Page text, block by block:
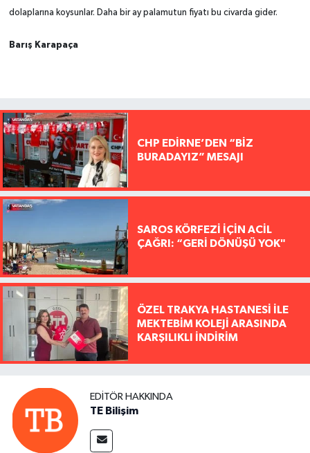
dolaplarına koysunlar. Daha bir ay palamutun fiyatı bu civarda gider.
Barış Karapaça
CHP EDİRNE’DEN “BİZ
BURADAYIZ” MESAJI
SAROS KÖRFEZİ İÇİN ACİL
ÇAĞRI: “GERİ DÖNÜŞÜ YOK"
ÖZEL TRAKYA HASTANESİ İLE
MEKTEBİM KOLEJİ ARASINDA
KARŞILIKLI İNDİRİM
EDITÖR HAKKINDA
TE Bilişim